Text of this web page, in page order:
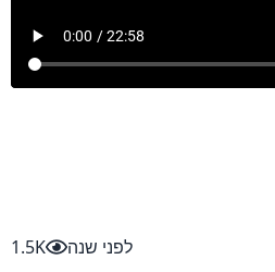
לפני שנה 1.5K